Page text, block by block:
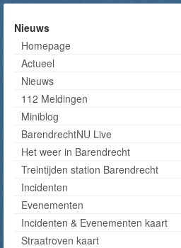
Nieuws
Homepage
Actueel
Nieuws
112 Meldingen
Miniblog
BarendrechtNU Live
Het weer in Barendrecht
Treintijden station Barendrecht
Incidenten
Evenementen
Incidenten & Evenementen kaart
Straatroven kaart